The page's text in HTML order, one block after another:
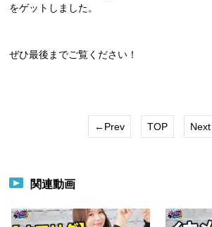
をゲットしました。
ぜひ最後までご覧ください！
←Prev TOP
関連動画